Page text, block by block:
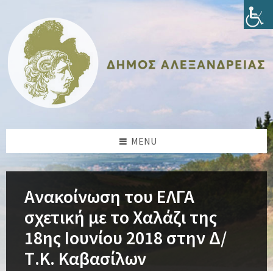
content
sidebar
sidebar
footer
MENU
Ανακοίνωση του ΕΛΓΑ
σχετική με το Χαλάζι της
18ης Ιουνίου 2018 στην Δ/
Τ.Κ. Καβασίλων